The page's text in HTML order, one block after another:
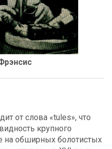
от слова «tules», что
крупного
на обширных болотистых